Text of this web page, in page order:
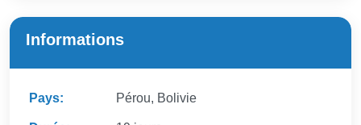
Informations
Pays: Pérou, Bolivie